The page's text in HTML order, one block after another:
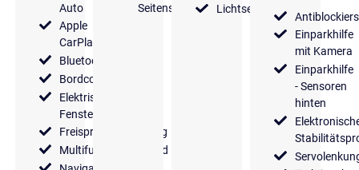
Auto
Apple
CarPlay
Bluetooth
Bordcomputer
Elektrische
Fensterheber
Freisprecheinrichtung
Multifunktionslenkrad
Seitenspiegel
Lichtsensor
Einparkhilfe
mit Kamera
Einparkhilfe
- Sensoren
hinten